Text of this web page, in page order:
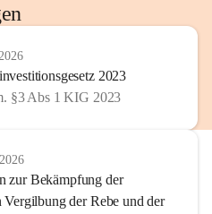
2023
§3 Abs 1 KIG 2023
zur Bekämpfung der
Vergilbung der Rebe und der